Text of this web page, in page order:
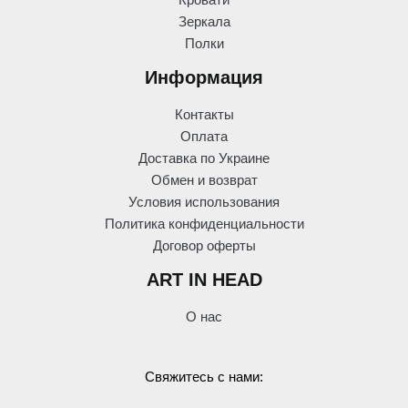
Зеркала
Полки
Информация
Контакты
Оплата
Доставка по Украине
Обмен и возврат
Условия использования
Политика конфиденциальности
Договор оферты
ART IN HEAD
О нас
Свяжитесь с нами: